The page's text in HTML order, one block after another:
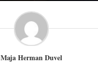
Maja Herman Duvel